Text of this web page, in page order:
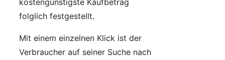
folglich festgestellt.
Mit einem einzelnen Klick ist der
Verbraucher auf seiner Suche nach